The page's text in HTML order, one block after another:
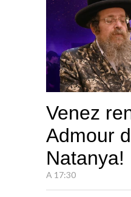
Venez
Admour
Natanya!
A 17:30